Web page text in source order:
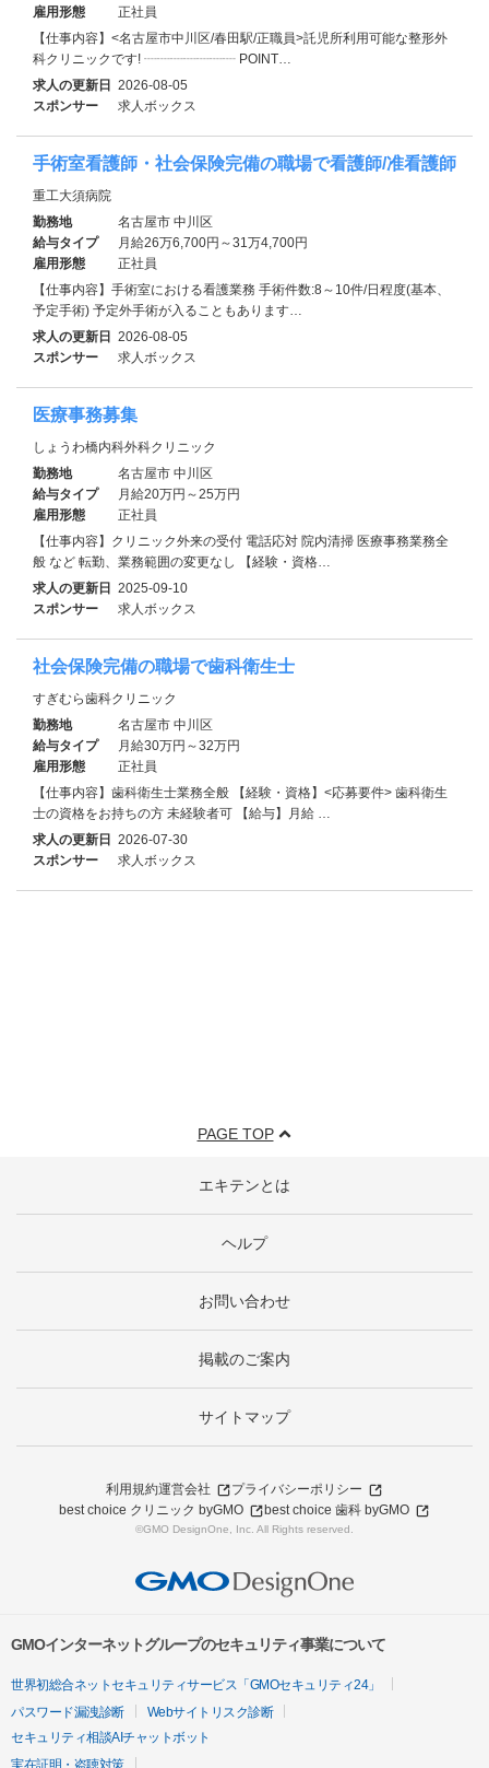
雇用形態
正社員
【仕事内容】<名古屋市中川区/春田駅/正職員>託児所利用可能な整形外
科クリニックです! ┈┈┈┈┈┈┈ POINT…
求人の更新日
2026-08-05
スポンサー
求人ボックス
手術室看護師・社会保険完備の職場で看護師/准看護師
重工大須病院
勤務地
名古屋市 中川区
給与タイプ
月給26万6,700円～31万4,700円
雇用形態
正社員
【仕事内容】手術室における看護業務 手術件数:8～10件/日程度(基本、
予定手術) 予定外手術が入ることもあります…
求人の更新日
2026-08-05
スポンサー
求人ボックス
医療事務募集
しょうわ橋内科外科クリニック
勤務地
名古屋市 中川区
給与タイプ
月給20万円～25万円
雇用形態
正社員
【仕事内容】クリニック外来の受付 電話応対 院内清掃 医療事務業務全
般 など 転勤、業務範囲の変更なし 【経験・資格…
求人の更新日
2025-09-10
スポンサー
求人ボックス
社会保険完備の職場で歯科衛生士
すぎむら歯科クリニック
勤務地
名古屋市 中川区
給与タイプ
月給30万円～32万円
雇用形態
正社員
【仕事内容】歯科衛生士業務全般 【経験・資格】<応募要件> 歯科衛生
士の資格をお持ちの方 未経験者可 【給与】月給 …
求人の更新日
2026-07-30
スポンサー
求人ボックス
PAGE TOP
エキテンとは
ヘルプ
お問い合わせ
掲載のご案内
サイトマップ
利用規約運営会社
プライバシーポリシー
best choice クリニック byGMO
best choice 歯科 byGMO
©GMO DesignOne, Inc. All Rights reserved.
GMOインターネットグループのセキュリティ事業について
世界初総合ネットセキュリティサービス「GMOセキュリティ24」
パスワード漏洩診断
Webサイトリスク診断
セキュリティ相談AIチャットボット
実在証明・盗聴対策